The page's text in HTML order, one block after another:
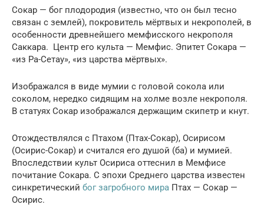
Сокар — бог плодородия (известно, что он был тесно
связан с землей), покровитель мёртвых и некрополей, в
особенности древнейшего мемфисского некрополя
Саккара. Центр его культа — Мемфис. Эпитет Сокара —
«из Ра-Сетау», «из царства мёртвых».
Изображался в виде мумии с головой сокола или
соколом, нередко сидящим на холме возле некрополя.
В статуях Сокар изображался держащим скипетр и кнут.
Отождествлялся с Птахом (Птах-Сокар), Осирисом
(Осирис-Сокар) и считался его душой (ба) и мумией.
Впоследствии культ Осириса оттеснил в Мемфисе
почитание Сокара. С эпохи Среднего царства известен
синкретический бог загробного мира Птах — Сокар —
Осирис.